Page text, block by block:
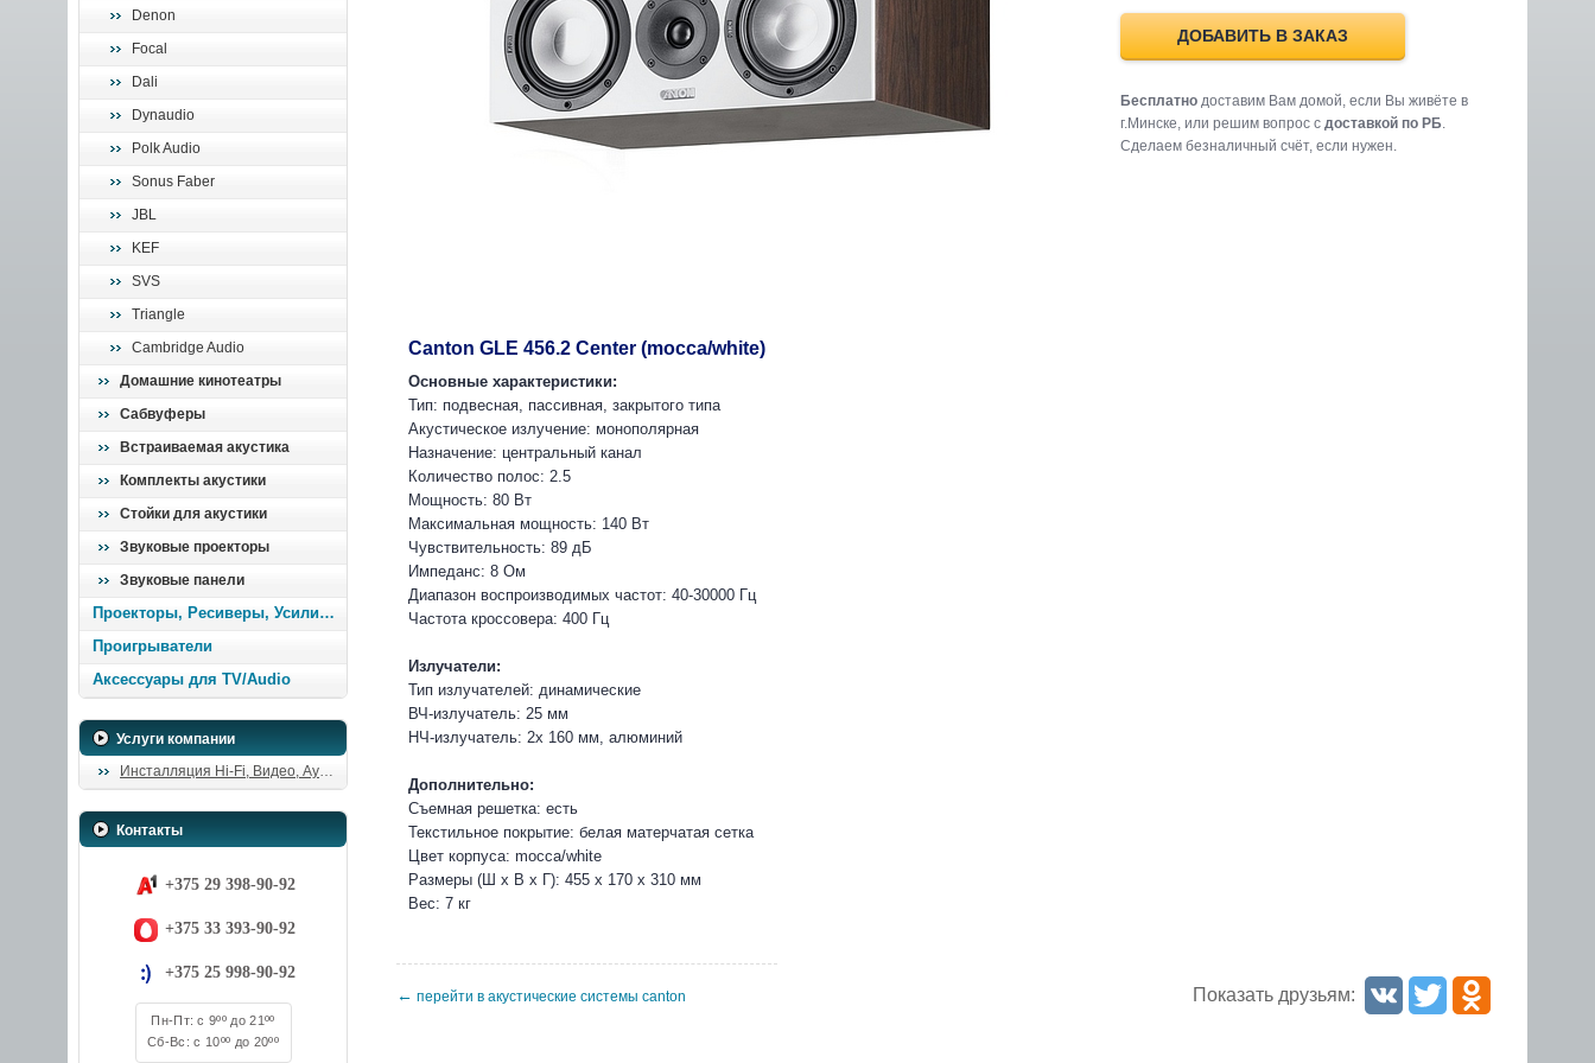
Denon
Focal
Dali
Dynaudio
Polk Audio
Sonus Faber
JBL
KEF
SVS
Triangle
Cambridge Audio
Домашние кинотеатры
Сабвуферы
Встраиваемая акустика
Комплекты акустики
Стойки для акустики
Звуковые проекторы
Звуковые панели
Проекторы, Ресиверы, Усилители
Проигрыватели
Аксессуары для TV/Audio
Услуги компании
Инсталляция Hi-Fi, Видео, Аудио
Контакты
+375 29 398-90-92
+375 33 393-90-92
+375 25 998-90-92
Пн-Пт: с 9ºº до 21ºº
Сб-Вс: с 10ºº до 20ºº
ДОБАВИТЬ В ЗАКАЗ
Бесплатнодоставим Вам домой, если Вы живёте в
г.Минске, или решим вопрос с доставкой по РБ.
Cделаем безналичный счёт, если нужен.
Canton GLE 456.2 Center (mocca/white)
Основные характеристики:
Тип: подвесная, пассивная, закрытого типа
Акустическое излучение: монополярная
Назначение: центральный канал
Количество полос: 2.5
Мощность: 80 Вт
Максимальная мощность: 140 Вт
Чувствительность: 89 дБ
Импеданс: 8 Ом
Диапазон воспроизводимых частот: 40-30000 Гц
Частота кроссовера: 400 Гц
Излучатели:
Тип излучателей: динамические
ВЧ-излучатель: 25 мм
НЧ-излучатель: 2х 160 мм, алюминий
Дополнительно:
Съемная решетка: есть
Текстильное покрытие: белая матерчатая сетка
Цвет корпуса: mocca/white
Размеры (Ш х В х Г): 455 x 170 x 310 мм
Вес: 7 кг
Показать друзьям:
← перейти в акустические системы canton